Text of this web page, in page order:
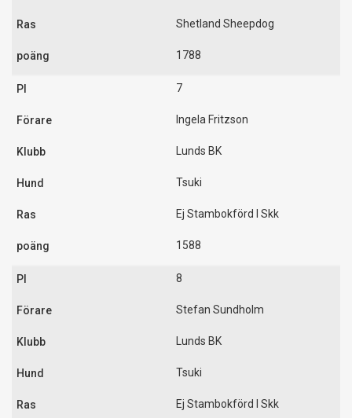
Shetland Sheepdog
1788
7
Ingela Fritzson
Lunds BK
Tsuki
Ej Stambokförd I Skk
1588
8
Stefan Sundholm
Lunds BK
Tsuki
Ej Stambokförd I Skk